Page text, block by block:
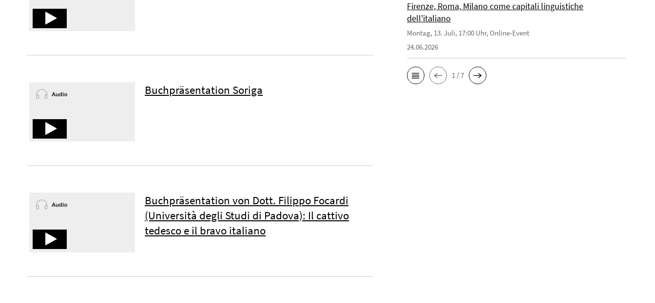
Buchpräsentation Soriga
Buchpräsentation von Dott. Filippo Focardi
(Università degli Studi di Padova): Il cattivo
tedesco e il bravo italiano
Firenze, Roma, Milano come capitali linguistiche
dell'italiano
Montag, 13. Juli, 17:00 Uhr, Online-Event
24.06.2026
1 / 7